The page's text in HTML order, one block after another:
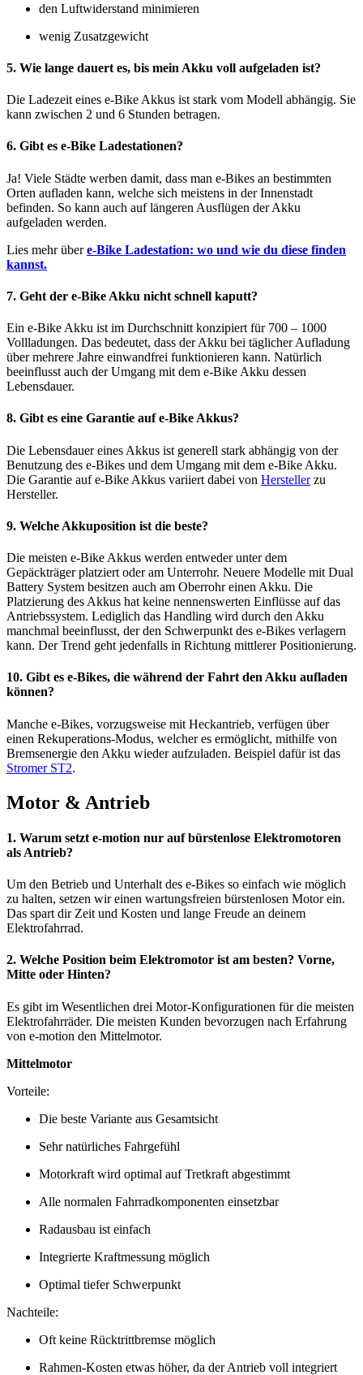
den Luftwiderstand minimieren
wenig Zusatzgewicht
5. Wie lange dauert es, bis mein Akku voll aufgeladen ist?
Die Ladezeit eines e-Bike Akkus ist stark vom Modell abhängig. Sie
kann zwischen 2 und 6 Stunden betragen.
6. Gibt es e-Bike Ladestationen?
Ja! Viele Städte werben damit, dass man e-Bikes an bestimmten
Orten aufladen kann, welche sich meistens in der Innenstadt
befinden. So kann auch auf längeren Ausflügen der Akku
aufgeladen werden.
Lies mehr übere-Bike Ladestation: wo und wie du diese finden
kannst.
7. Geht der e-Bike Akku nicht schnell kaputt?
Ein e-Bike Akku ist im Durchschnitt konzipiert für 700 – 1000
Vollladungen. Das bedeutet, dass der Akku bei täglicher Aufladung
über mehrere Jahre einwandfrei funktionieren kann. Natürlich
beeinflusst auch der Umgang mit dem e-Bike Akku dessen
Lebensdauer.
8. Gibt es eine Garantie auf e-Bike Akkus?
Die Lebensdauer eines Akkus ist generell stark abhängig von der
Benutzung des e-Bikes und dem Umgang mit dem e-Bike Akku.
Die Garantie auf e-Bike Akkus variiert dabei von Herstellerzu
Hersteller.
9. Welche Akkuposition ist die beste?
Die meisten e-Bike Akkus werden entweder unter dem
Gepäckträger platziert oder am Unterrohr. Neuere Modelle mit Dual
Battery System besitzen auch am Oberrohr einen Akku. Die
Platzierung des Akkus hat keine nennenswerten Einflüsse auf das
Antriebssystem. Lediglich das Handling wird durch den Akku
manchmal beeinflusst, der den Schwerpunkt des e-Bikes verlagern
kann. Der Trend geht jedenfalls in Richtung mittlerer Positionierung.
10. Gibt es e-Bikes, die während der Fahrt den Akku aufladen
können?
Manche e-Bikes, vorzugsweise mit Heckantrieb, verfügen über
einen Rekuperations-Modus, welcher es ermöglicht, mithilfe von
Bremsenergie den Akku wieder aufzuladen. Beispiel dafür ist das
Stromer ST2.
Motor & Antrieb
1. Warum setzt e-motion nur auf bürstenlose Elektromotoren
als Antrieb?
Um den Betrieb und Unterhalt des e-Bikes so einfach wie möglich
zu halten, setzen wir einen wartungsfreien bürstenlosen Motor ein.
Das spart dir Zeit und Kosten und lange Freude an deinem
Elektrofahrrad.
2. Welche Position beim Elektromotor ist am besten? Vorne,
Mitte oder Hinten?
Es gibt im Wesentlichen drei Motor-Konfigurationen für die meisten
Elektrofahrräder. Die meisten Kunden bevorzugen nach Erfahrung
von e-motion den Mittelmotor.
Mittelmotor
Vorteile:
Die beste Variante aus Gesamtsicht
Sehr natürliches Fahrgefühl
Motorkraft wird optimal auf Tretkraft abgestimmt
Alle normalen Fahrradkomponenten einsetzbar
Radausbau ist einfach
Integrierte Kraftmessung möglich
Optimal tiefer Schwerpunkt
Nachteile:
Oft keine Rücktrittbremse möglich
Rahmen-Kosten etwas höher, da der Antrieb voll integriert